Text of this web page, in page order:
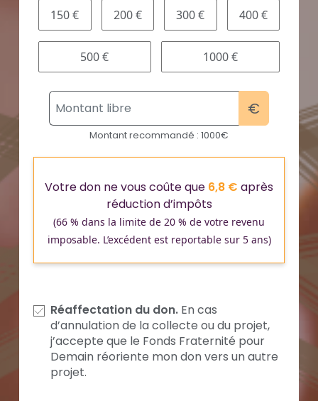
150 € 200 € 300 € 400 €
500 € 1000 €
€
Montant recommandé : 1000€
Votre don ne vous coûte que 6,8 € après
réduction d’impôts
(66 % dans la limite de 20 % de votre revenu
imposable. L’excédent est reportable sur 5 ans)
Réaffectation du don. En cas
d’annulation de la collecte ou du projet,
j’accepte que le Fonds Fraternité pour
Demain réoriente mon don vers un autre
projet.